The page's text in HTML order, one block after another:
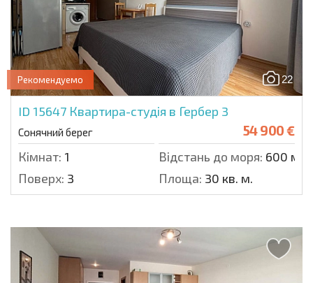
22
Рекомендуемо
ID 15647 Квартира-студія в Гербер 3
Сонячний берег 54 900 €
Кімнат: 1 Відстань до моря: 600 м.
Поверх: 3 Площа: 30 кв. м.